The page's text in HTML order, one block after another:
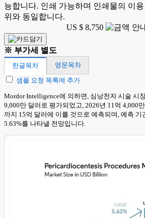
능합니다. 인쇄 가능하며 인쇄물의 이
위와 동일합니다.
US $ 8,750
※ 부가세 별도
한글목차
영문목차
샘플 요청 목록에 추가
Mordor Intelligence에 의하면, 심낭천자 시술 시
9,000만 달러로 평가되었고, 2026년 11억 4,000
까지 15억 달러에 이를 것으로 예측되며, 예측 기
5.63%를 나타낼 전망입니다.